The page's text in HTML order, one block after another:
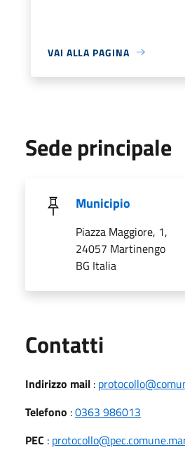
VAI ALLA PAGINA
Sede principale
Municipio
Piazza Maggiore, 1,
24057 Martinengo
BG Italia
Contatti
Indirizzo mail :
Telefono :0363 986013
PEC :